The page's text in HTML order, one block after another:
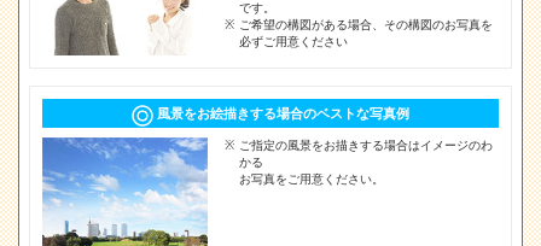
です。
ご希望の構図がある場合、その構図のお写真を
必ずご用意ください
風景をお絵描きする場合のベストな写真例
ご指定の風景をお描きする場合はイメージのわ
かる
お写真をご用意ください。